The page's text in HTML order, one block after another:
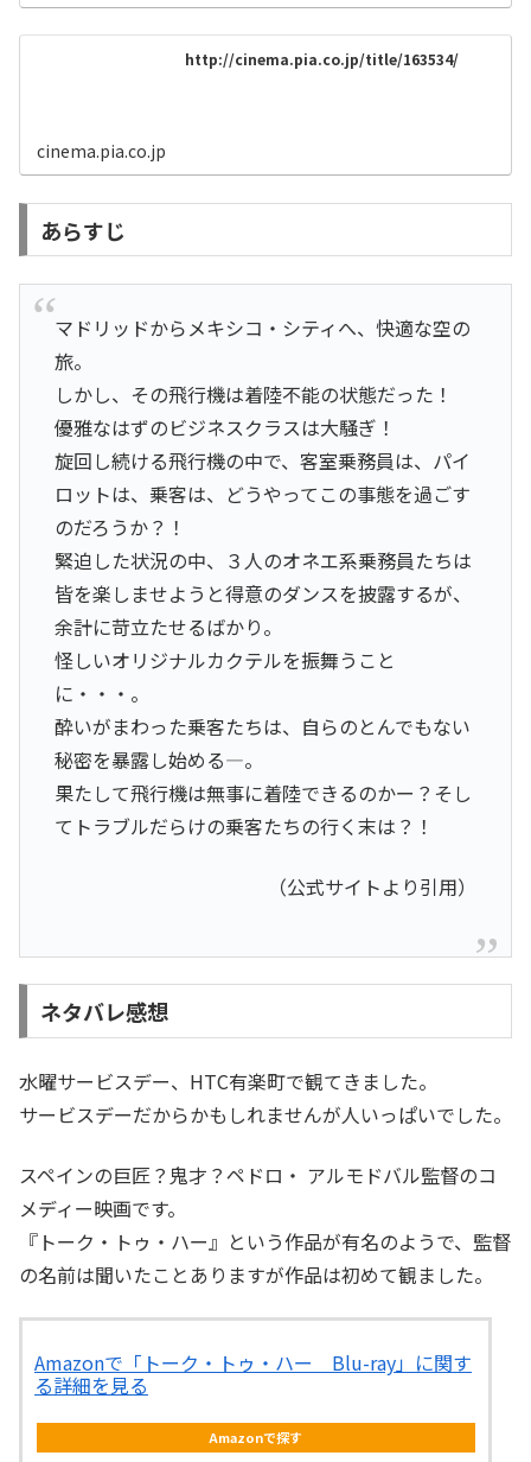
http://cinema.pia.co.jp/title/163534/
cinema.pia.co.jp
あらすじ
マドリッドからメキシコ・シティへ、快適な空の
旅。
しかし、その飛行機は着陸不能の状態だった！
優雅なはずのビジネスクラスは大騒ぎ！
旋回し続ける飛行機の中で、客室乗務員は、パイ
ロットは、乗客は、どうやってこの事態を過ごす
のだろうか？！
緊迫した状況の中、３人のオネエ系乗務員たちは
皆を楽しませようと得意のダンスを披露するが、
余計に苛立たせるばかり。
怪しいオリジナルカクテルを振舞うこと
に・・・。
酔いがまわった乗客たちは、自らのとんでもない
秘密を暴露し始める―。
果たして飛行機は無事に着陸できるのかー？そし
てトラブルだらけの乗客たちの行く末は？！
（公式サイトより引用）
ネタバレ感想
水曜サービスデー、HTC有楽町で観てきました。
サービスデーだからかもしれませんが人いっぱいでした。
スペインの巨匠？鬼才？ペドロ・ アルモドバル監督のコ
メディー映画です。
『トーク・トゥ・ハー』という作品が有名のようで、監督
の名前は聞いたことありますが作品は初めて観ました。
Amazonで「トーク・トゥ・ハー Blu-ray」に関す
る詳細を見る
Amazonで探す